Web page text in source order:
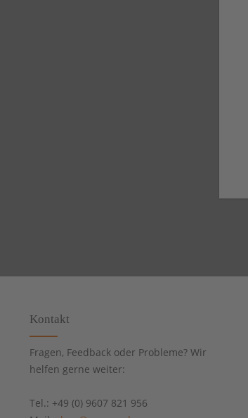
Kontakt
Fragen, Feedback oder Probleme? Wir
helfen gerne weiter:
Tel.: +49 (0) 9607 821 956